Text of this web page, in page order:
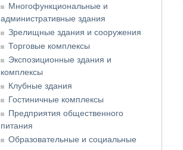
Многофункциональные и
административные здания
Зрелищные здания и сооружения
Торговые комплексы
Экспозиционные здания и
комплексы
Клубные здания
Гостиничные комплексы
Предприятия общественного
питания
Образовательные и социальные